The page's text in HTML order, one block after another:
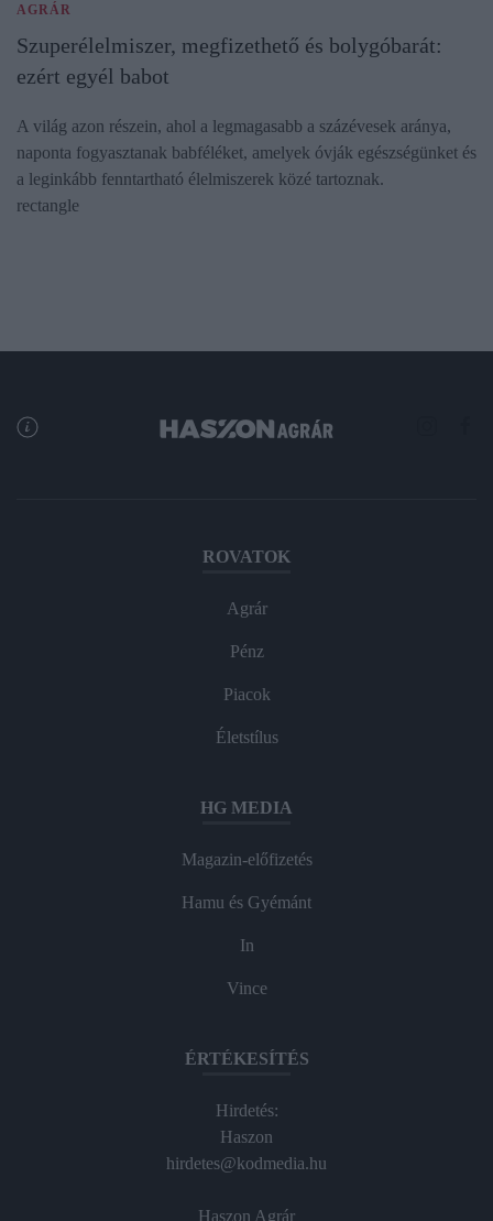
AGRÁR
Szuperélelmiszer, megfizethető és bolygóbarát:
ezért egyél babot
A világ azon részein, ahol a legmagasabb a százévesek aránya,
naponta fogyasztanak babféléket, amelyek óvják egészségünket és
a leginkább fenntartható élelmiszerek közé tartoznak.
rectangle
ROVATOK
Agrár
Pénz
Piacok
Életstílus
HG MEDIA
Magazin-előfizetés
Hamu és Gyémánt
In
Vince
ÉRTÉKESÍTÉS
Hirdetés:
Haszon
hirdetes@kodmedia.hu
Haszon Agrár